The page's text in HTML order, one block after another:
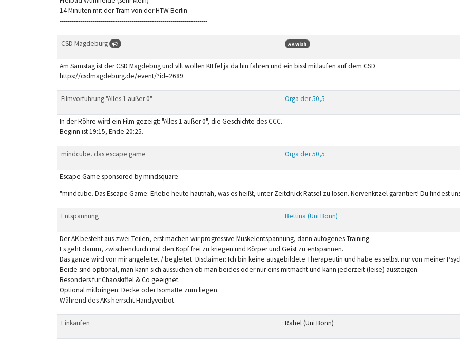
14 Minuten mit der Tram von der HTW Berlin
------------------------------------------------------------------------
CSD Magdeburg AK Wish
Am Samstag ist der CSD Magdebug und vllt wollen KIFfel ja da hin fahren und ein bissl mitlaufen auf dem CSD
https://csdmagdeburg.de/event/?id=2689
Filmvorführung "Alles 1 außer 0" Orga der 50,5
In der Röhre wird ein Film gezeigt: "Alles 1 außer 0", die Geschichte des CCC.
Beginn ist 19:15, Ende 20:25.
mindcube. das escape game Orga der 50,5
Escape Game sponsored by mindsquare:
"mindcube. Das Escape Game: Erlebe heute hautnah, was es heißt, unter Zeitdruck Rätsel zu lösen. Nervenkitzel garantiert! Du findest
Entspannung Bettina (Uni Bonn)
Der AK besteht aus zwei Teilen, erst machen wir progressive Muskelentspannung, dann autogenes Training.
Es geht darum, zwischendurch mal den Kopf frei zu kriegen und Körper und Geist zu entspannen.
Das ganze wird von mir angeleitet / begleitet. Disclaimer: Ich bin keine ausgebildete Therapeutin und habe es selbst nur von meiner
Beide sind optional, man kann sich aussuchen ob man beides oder nur eins mitmacht und kann jederzeit (leise) aussteigen.
Besonders für Chaoskiffel & Co geeignet.
Optional mitbringen: Decke oder Isomatte zum liegen.
Während des AKs herrscht Handyverbot.
Einkaufen Rahel (Uni Bonn)